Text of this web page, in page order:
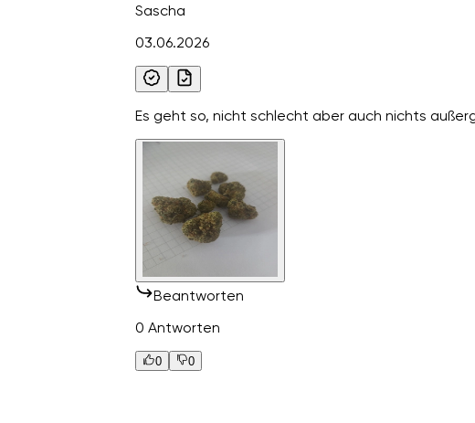
Sascha
03.06.2026
Es geht so, nicht schlecht aber auch nichts
Beantworten
0 Antworten
0 0